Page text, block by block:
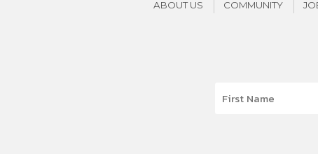
ABOUT US COMMUNITY